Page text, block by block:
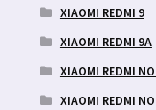
XIAOMI REDMI 9
XIAOMI REDMI 9A
XIAOMI REDMI
XIAOMI REDMI